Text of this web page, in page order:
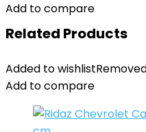
Add to compare
Related Products
Added to wishlist
Add to compare